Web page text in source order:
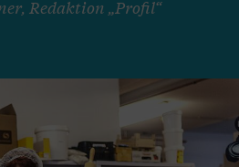
Redaktion „Profil“